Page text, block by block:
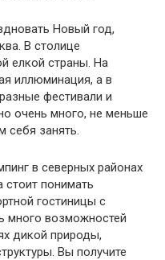
Новый год,
В столице
елкой страны. На
иллюминация, а в
фестивали и
очень много, не меньше
себя занять.
в северных районах
понимать
гостиницы с
много возможностей
дикой природы,
Вы получите